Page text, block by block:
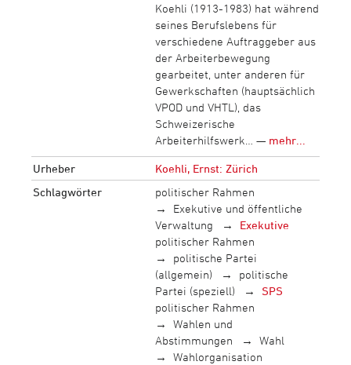
Koehli (1913-1983) hat während
seines Berufslebens für
verschiedene Auftraggeber aus
der Arbeiterbewegung
gearbeitet, unter anderen für
Gewerkschaften (hauptsächlich
VPOD und VHTL), das
Schweizerische
Arbeiterhilfswerk… — mehr...
Urheber
Koehli, Ernst: Zürich
Schlagwörter
politischer Rahmen
Exekutive und öffentliche
Verwaltung
Exekutive
politischer Rahmen
politische Partei
(allgemein)
politische
Partei (speziell)
SPS
politischer Rahmen
Wahlen und
Abstimmungen
Wahl
Wahlorganisation